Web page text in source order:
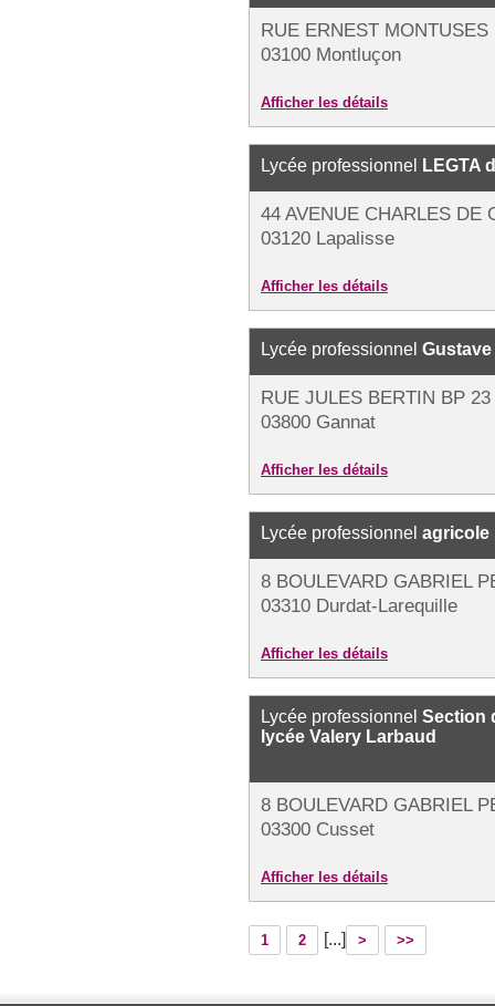
RUE ERNEST MONTUSES
03100 Montluçon
Afficher les détails
Lycée professionnel LEGTA
44 AVENUE CHARLES DE
03120 Lapalisse
Afficher les détails
Lycée professionnel
RUE JULES BERTIN BP 23
03800 Gannat
Afficher les détails
Lycée professionnel agricole
8 BOULEVARD GABRIEL
03310 Durdat-Larequille
Afficher les détails
Lycée professionnel Section
lycée Valery Larbaud
8 BOULEVARD GABRIEL
03300 Cusset
Afficher les détails
1 2 [...] > >>